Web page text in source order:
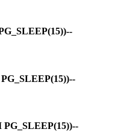
PG_SLEEP(15))--